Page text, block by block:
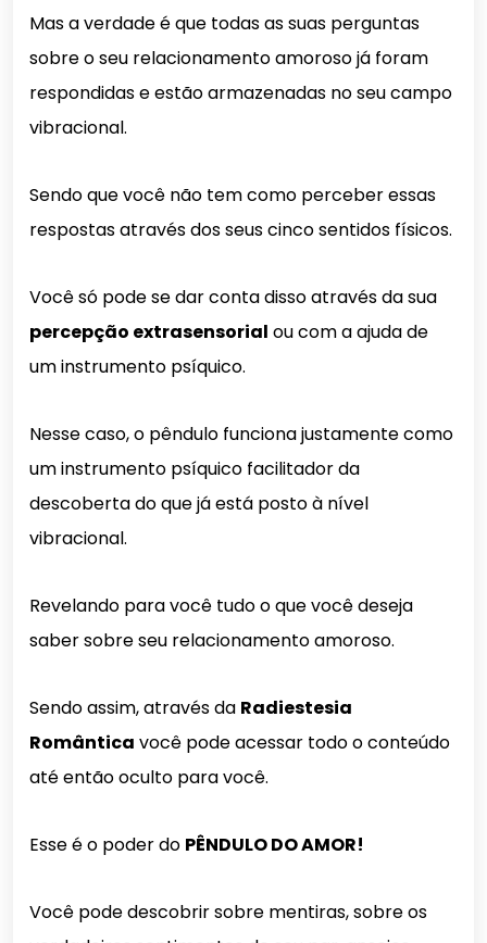
Mas a verdade é que todas as suas perguntas
sobre o seu relacionamento amoroso já foram
respondidas e estão armazenadas no seu campo
vibracional.
Sendo que você não tem como perceber essas
respostas através dos seus cinco sentidos físicos.
Você só pode se dar conta disso através da sua
percepção extrasensorial ou com a ajuda de
um instrumento psíquico.
Nesse caso, o pêndulo funciona justamente como
um instrumento psíquico facilitador da
descoberta do que já está posto à nível
vibracional.
Revelando para você tudo o que você deseja
saber sobre seu relacionamento amoroso.
Sendo assim, através da Radiestesia
Romântica você pode acessar todo o conteúdo
até então oculto para você.
Esse é o poder do PÊNDULO DO AMOR!
Você pode descobrir sobre mentiras, sobre os